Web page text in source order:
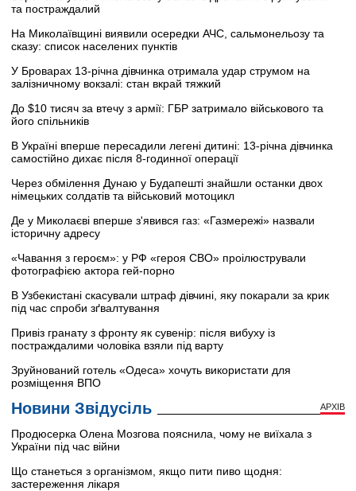
та постраждалий
На Миколаївщині виявили осередки АЧС, сальмонельозу та
сказу: список населених пунктів
У Броварах 13-річна дівчинка отримала удар струмом на
залізничному вокзалі: стан вкрай тяжкий
До $10 тисяч за втечу з армії: ГБР затримало військового та
його спільників
В Україні вперше пересадили легені дитині: 13-річна дівчинка
самостійно дихає після 8-годинної операції
Через обмілення Дунаю у Будапешті знайшли останки двох
німецьких солдатів та військовий мотоцикл
Де у Миколаєві вперше з'явився газ: «Газмережі» назвали
історичну адресу
«Чавання з героєм»: у РФ «героя СВО» проілюстрували
фотографією актора гей-порно
В Узбекистані скасували штраф дівчині, яку покарали за крик
під час спроби зґвалтування
Привіз гранату з фронту як сувенір: після вибуху із
постраждалими чоловіка взяли під варту
Зруйнований готель «Одеса» хочуть використати для
розміщення ВПО
Новини Звідусіль АРХІВ
Продюсерка Олена Мозгова пояснила, чому не виїхала з
України під час війни
Що станеться з організмом, якщо пити пиво щодня:
застереження лікаря